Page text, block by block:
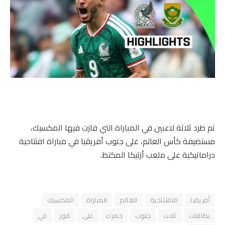
تم طرد ثلاثة لاعبين في المباراة التي فازت فيها المكسيك،
مستضيفة كأس العالم، على جنوب أفريقيا في مباراة افتتاحية
دراماتيكية على ملعب أزتيكا المكتظ.
أفريقيا الافتتاحية العالم المباراة
المكسيك
بطاقات
ثلاث جنوب حمراء على فوز
في